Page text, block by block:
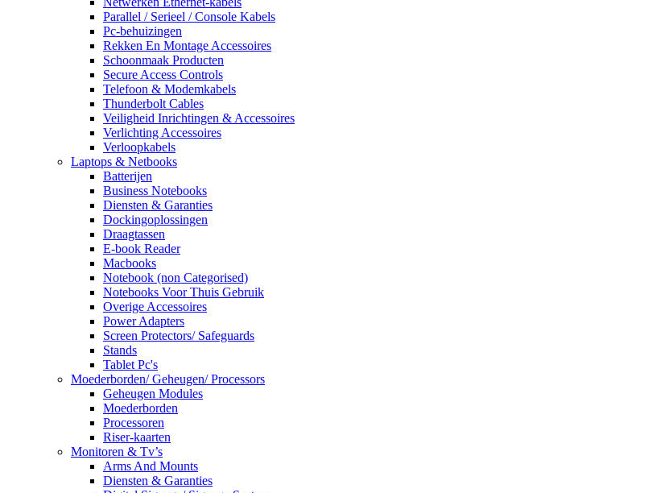
Parallel / Serieel / Console Kabels
Pc-behuizingen
Rekken En Montage Accessoires
Schoonmaak Producten
Secure Access Controls
Telefoon & Modemkabels
Thunderbolt Cables
Veiligheid Inrichtingen & Accessoires
Verlichting Accessoires
Verloopkabels
Laptops & Netbooks
Batterijen
Business Notebooks
Diensten & Garanties
Dockingoplossingen
Draagtassen
E-book Reader
Macbooks
Notebook (non Categorised)
Notebooks Voor Thuis Gebruik
Overige Accessoires
Power Adapters
Screen Protectors/ Safeguards
Stands
Tablet Pc's
Moederborden/ Geheugen/ Processors
Geheugen Modules
Moederborden
Processoren
Riser-kaarten
Monitoren & Tv’s
Arms And Mounts
Diensten & Garanties